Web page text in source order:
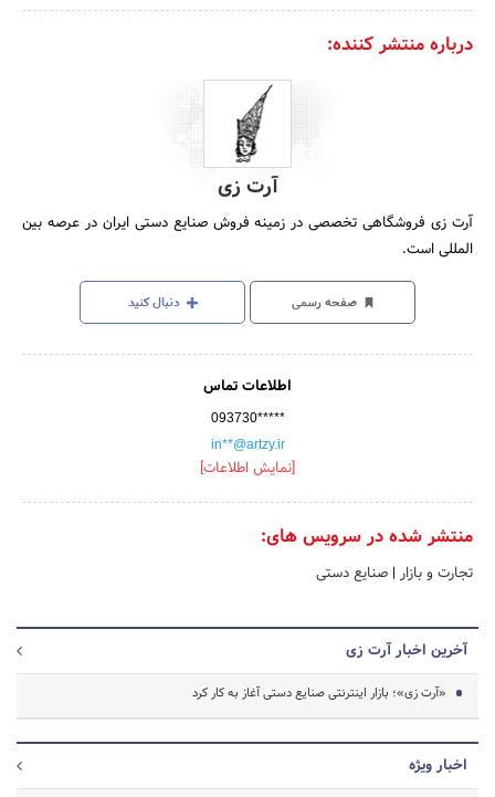
درباره منتشر کننده:
آرت زی
آرت زی فروشگاهی تخصصی در زمینه فروش صنایع دستی ایران در عرصه بین
المللی است.
صفحه رسمی دنبال کنید
اطلاعات تماس
093730*****
in**@artzy.ir
[نمایش اطلاعات]
منتشر شده در سرویس های:
تجارت و بازار | صنایع دستی
آخرین اخبار آرت زی
«آرت زی»؛ بازار اینترنتی صنایع دستی آغاز به کار کرد
اخبار ویژه